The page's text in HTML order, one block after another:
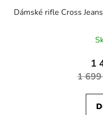
Dámské rifle Cross
1
1 699